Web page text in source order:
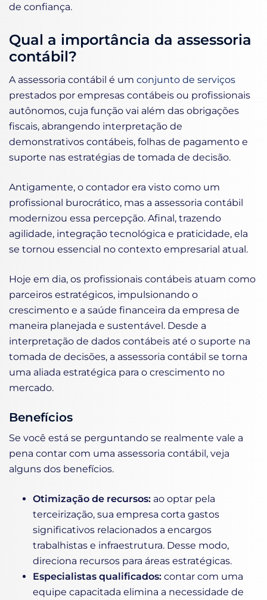
de confiança.
Qual a importância da assessoria
contábil?
A assessoria contábil é um conjunto de serviços
prestados por empresas contábeis ou profissionais
autônomos, cuja função vai além das obrigações
fiscais, abrangendo interpretação de
demonstrativos contábeis, folhas de pagamento e
suporte nas estratégias de tomada de decisão.
Antigamente, o contador era visto como um
profissional burocrático, mas a assessoria contábil
modernizou essa percepção. Afinal, trazendo
agilidade, integração tecnológica e praticidade, ela
se tornou essencial no contexto empresarial atual.
Hoje em dia, os profissionais contábeis atuam como
parceiros estratégicos, impulsionando o
crescimento e a saúde financeira da empresa de
maneira planejada e sustentável. Desde a
interpretação de dados contábeis até o suporte na
tomada de decisões, a assessoria contábil se torna
uma aliada estratégica para o crescimento no
mercado.
Benefícios
Se você está se perguntando se realmente vale a
pena contar com uma assessoria contábil, veja
alguns dos benefícios.
Otimização de recursos: ao optar pela
terceirização, sua empresa corta gastos
significativos relacionados a encargos
trabalhistas e infraestrutura. Desse modo,
direciona recursos para áreas estratégicas.
Especialistas qualificados: contar com uma
equipe capacitada elimina a necessidade de